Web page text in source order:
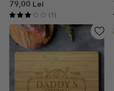
Home
79,00 Lei
(1)